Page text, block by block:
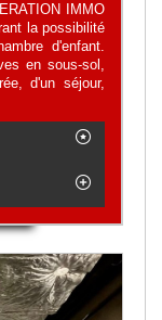
IMMO
la possibilité
d'enfant.
en sous-sol,
d'un séjour,